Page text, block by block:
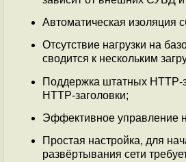
Автоматическая изоляция
Отсутствие нагрузки на
сводится к нескольким
Поддержка штатных HTTP-
HTTP-заголовки;
Эффективное управление
Простая настройка, для
развёртывания сети